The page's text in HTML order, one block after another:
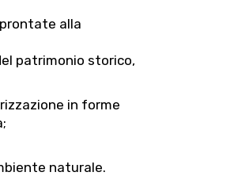
alla
patrimonio storico,
in forme
naturale.